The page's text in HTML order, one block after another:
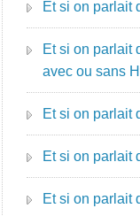
Et si on parlait
Et si on parlait
avec ou sans
Et si on parlait
Et si on parlait
Et si on parlait